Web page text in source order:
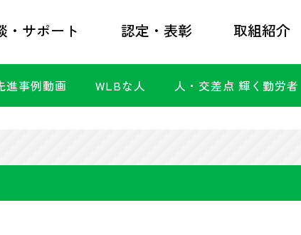
・サポート 認定・表彰 取組紹介
進事例動画 WLBな人 人・交差点 輝く勤労者